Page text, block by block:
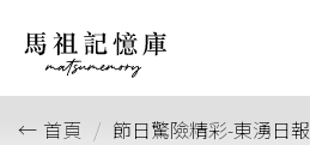
首頁 節日驚險精彩-東湧日報